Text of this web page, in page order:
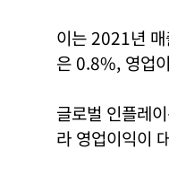
이는 2021년
은 0.8%, 영업
글로벌 인플레
라 영업이익이